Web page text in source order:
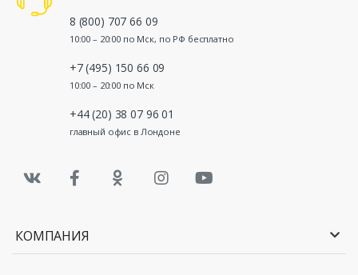
8 (800) 707 66 09
10:00 – 20:00 по Мск, по РФ бесплатно
+7 (495) 150 66 09
10:00 – 20:00 по Мск
+44 (20) 38 07 96 01
главный офис в Лондоне
КОМПАНИЯ